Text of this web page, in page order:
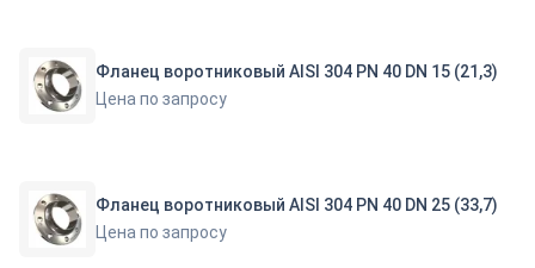
Фланец воротниковый AISI 304 PN 40 DN 15 (21,3)
Цена по запросу
Фланец воротниковый AISI 304 PN 40 DN 25 (33,7)
Цена по запросу